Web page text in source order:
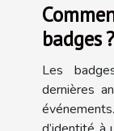
badges ?
Les
dernières